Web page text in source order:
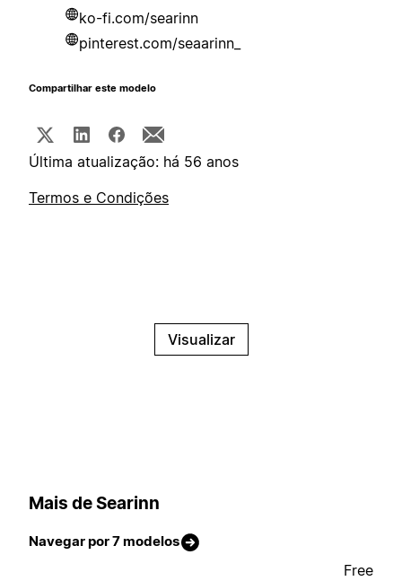
ko-fi.com/searinn
pinterest.com/seaarinn_
Compartilhar este modelo
Última atualização: há 56 anos
Termos e Condições
Visualizar
Mais de Searinn
Navegar por 7 modelos
Free